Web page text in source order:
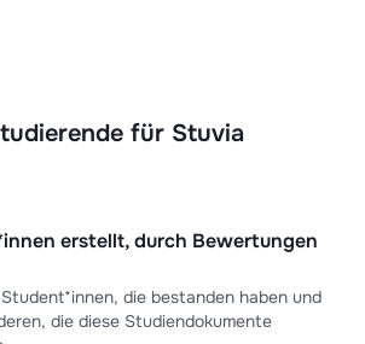
für Stuvia
erstellt, durch Bewertungen
die bestanden haben und
die diese Studiendokumente